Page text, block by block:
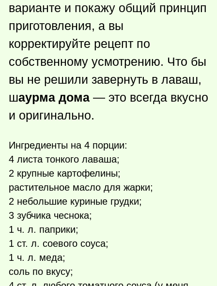
варианте и покажу общий принцип
приготовления, а вы
корректируйте рецепт по
собственному усмотрению. Что бы
вы не решили завернуть в лаваш,
шаурма дома — это всегда вкусно
и оригинально.
Ингредиенты на 4 порции:
4 листа тонкого лаваша;
2 крупные картофелины;
растительное масло для жарки;
2 небольшие куриные грудки;
3 зубчика чеснока;
1 ч. л. паприки;
1 ст. л. соевого соуса;
1 ч. л. меда;
соль по вкусу;